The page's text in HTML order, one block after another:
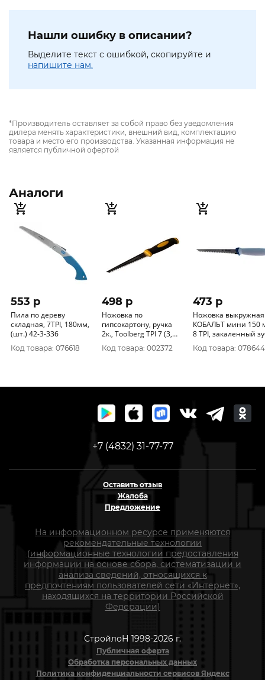
Нашли ошибку в описании?
Выделите текст с ошибкой, скопируйте и
напишите нам.
*Производитель оставляет за собой право без уведомления
дилера менять характеристики, внешний вид, комплектацию
товара и место его производства. Указанная информация не
является публичной офертой
Аналоги
553 p
Пила по дереву
складная, 7TPI, 180мм,
(шт.) 42-3-336
Код товара: 076618
498 p
Ножовка по
гипсокартону, ручка
2к., Toolberg TPI 7 (3,
5мм) 50 Китай 2601022
Код товара: 002372
473 p
Ножовка выкружная
КОБАЛЬТ мини 150
8 TPI, закаленный зуб,
3D-заточка, 246-210
Код товара: 078644
+7 (4832) 31-77-77
Оставить отзыв
Жалоба
Предложение
На информационном ресурсе применяются
рекомендательные технологии
(информационные технологии предоставления
информации на основе сбора, систематизации и
анализа сведений, относящихся к
предпочтениям пользователей сети «Интернет»,
находящихся на территории Российской
Федерации)
СтройлоН 1998-2026 г.
Публичная оферта
Обработка персональных данных
Политика конфиденциальности сервисов Яндекс